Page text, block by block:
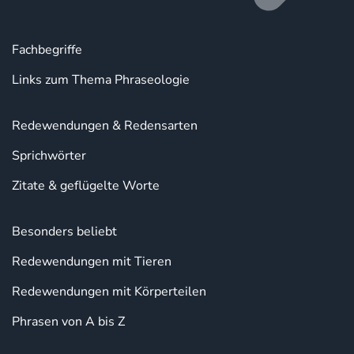
Fachbegriffe
Links zum Thema Phraseologie
Redewendungen & Redensarten
Sprichwörter
Zitate & geflügelte Worte
Besonders beliebt
Redewendungen mit Tieren
Redewendungen mit Körperteilen
Phrasen von A bis Z